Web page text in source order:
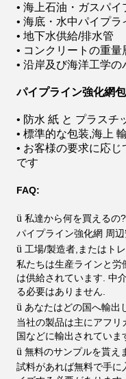
• 海上石油・ガスパイ
• 海底・水中パイプラ
• 地下水供給/排水管
• コンクリートの重量
• 沿岸及び海洋工学
パイプライン強化網
• 防水 紙 と プラスチ
• 標準的な包装,海上
• お客様の要求に応
です
FAQ:
ü 私達から何を買えるの?
パイプライン強化網 周
ü 工場/製造者,またはト
私たちは生産ラインと労
は供給されています. 中
る必要はありません.
ü あなたはどの国へ輸出
当社の製品は主にアフ
国などに輸出されていま
ü 無料のサンプルを貰え
試料があれば無料で手に